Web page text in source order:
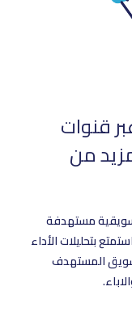
قنوات
من
مستهدفة
بتحليلات الأداء
المستهدف